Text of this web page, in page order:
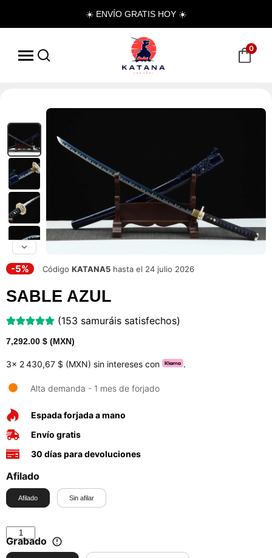
☀️ ENVÍO GRATIS HOY ☀️
0
-5% Código KATANA5 hasta el 24 julio 2026
SABLE AZUL
(153 samuráis satisfechos)
7,292.00 $ (MXN)
3x 2 430,67 $ (MXN) sin intereses con .
Alta demanda - 1 mes de forjado
Espada forjada a mano
Envío gratis
30 días para devoluciones
Afilado
Afilado Sin afilar
Grabado